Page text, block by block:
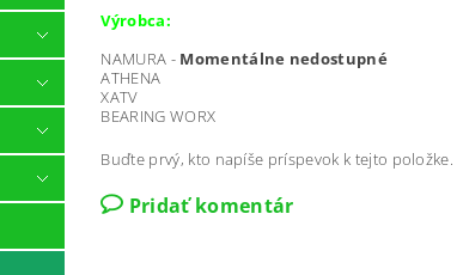
Výrobca:
NAMURA - Momentálne nedostupné
ATHENA
XATV
BEARING WORX
Buďte prvý, kto napíše príspevok k tejto položke.
Pridať komentár